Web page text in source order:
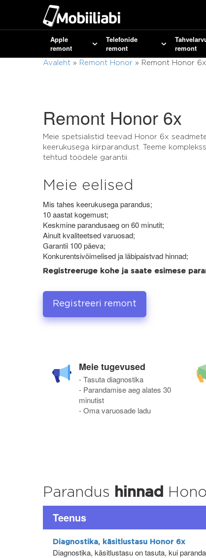
Apple
remont
Telefonide
remont
remont
Avaleht » Remont Honor » Remont Honor 6x
Remont Honor 6x
Meie spetsialistid teevad Honor 6x
keerukusega kiirparandust. Teeme
tehtud töödele garantii.
Meie eelised
Mis tahes keerukusega parandus;
10 aastat kogemust;
Keskmine parandusaeg on 60 minutit;
Ainult kvaliteetsed varuosad;
Garantii 100 päeva;
Konkurentsivõimelised ja läbipaistvad hinnad;
Registreeruge kohe ja saate esimese
Registreeri remont
Meie tugevused
- Tasuta diagnostika
- Parandamise aeg alates 30
minutist
- Oma varuosade ladu
Parandus hinnad
Teenus
Diagnostika, käsitlustasu Honor 6x
Diagnostika, käsitlustasu on tasuta, kui